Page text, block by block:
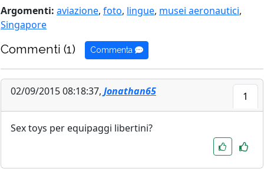
Argomenti: aviazione, foto, lingue, musei aeronautici,
Singapore
Commenti (1) Commenta
02/09/2015 08:18:37, Jonathan65 1
Sex toys per equipaggi libertini?